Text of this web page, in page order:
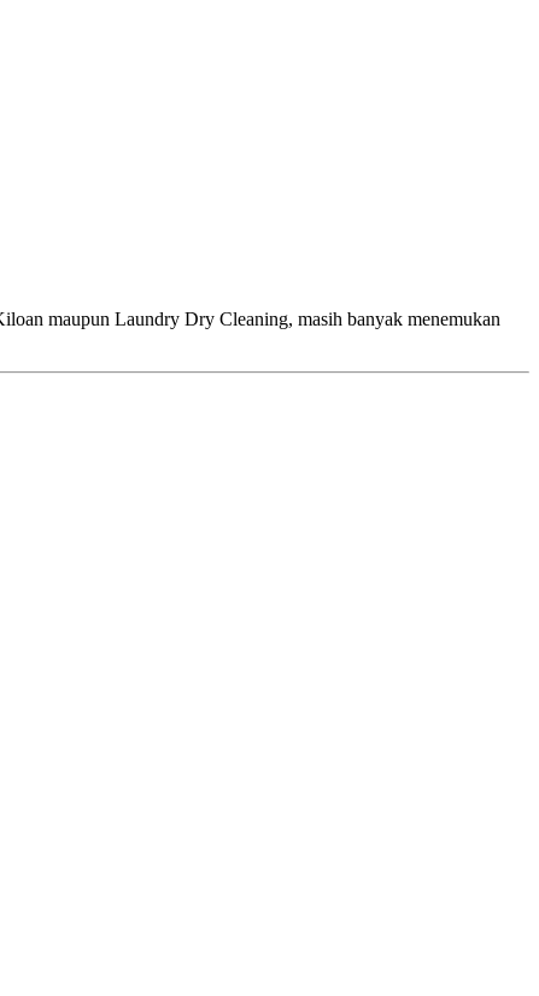
maupun Laundry Dry Cleaning, masih banyak menemukan